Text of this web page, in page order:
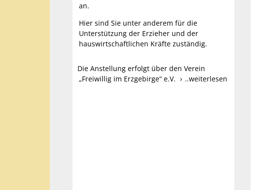
an.
Hier sind Sie unter anderem für die
Unterstützung der Erzieher und der
hauswirtschaftlichen Kräfte zuständig.
Die Anstellung erfolgt über den Verein
„Freiwillig im Erzgebirge“ e.V.
..weiterlesen